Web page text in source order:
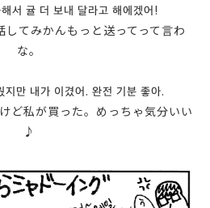
서 귤 더 보내 달라고 해에겠어!
てみかんもっと送ってって言わ
な。
지만 내가 이겼어. 완전 기분 좋아.
ど私が買った。めっちゃ気分いい
♪